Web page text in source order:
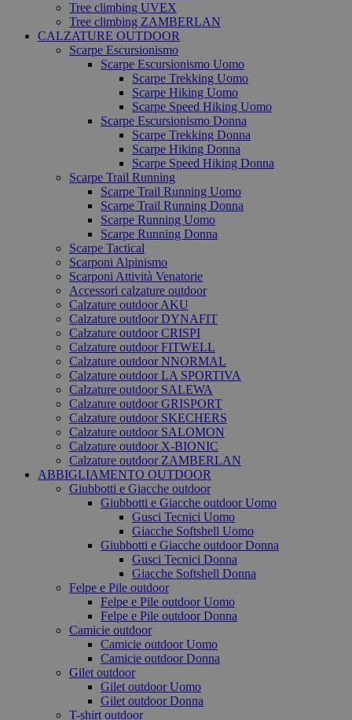
Tree climbing UVEX
Tree climbing ZAMBERLAN
CALZATURE OUTDOOR
Scarpe Escursionismo
Scarpe Escursionismo Uomo
Scarpe Trekking Uomo
Scarpe Hiking Uomo
Scarpe Speed Hiking Uomo
Scarpe Escursionismo Donna
Scarpe Trekking Donna
Scarpe Hiking Donna
Scarpe Speed Hiking Donna
Scarpe Trail Running
Scarpe Trail Running Uomo
Scarpe Trail Running Donna
Scarpe Running Uomo
Scarpe Running Donna
Scarpe Tactical
Scarponi Alpinismo
Scarponi Attività Venatorie
Accessori calzature outdoor
Calzature outdoor AKU
Calzature outdoor DYNAFIT
Calzature outdoor CRISPI
Calzature outdoor FITWELL
Calzature outdoor NNORMAL
Calzature outdoor LA SPORTIVA
Calzature outdoor SALEWA
Calzature outdoor GRISPORT
Calzature outdoor SKECHERS
Calzature outdoor SALOMON
Calzature outdoor X-BIONIC
Calzature outdoor ZAMBERLAN
ABBIGLIAMENTO OUTDOOR
Giubbotti e Giacche outdoor
Giubbotti e Giacche outdoor Uomo
Gusci Tecnici Uomo
Giacche Softshell Uomo
Giubbotti e Giacche outdoor Donna
Gusci Tecnici Donna
Giacche Softshell Donna
Felpe e Pile outdoor
Felpe e Pile outdoor Uomo
Felpe e Pile outdoor Donna
Camicie outdoor
Camicie outdoor Uomo
Camicie outdoor Donna
Gilet outdoor
Gilet outdoor Uomo
Gilet outdoor Donna
T-shirt outdoor